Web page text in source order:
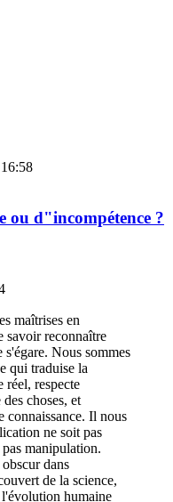
ou d"incompétence ?
maîtrises en
savoir reconnaître
Nous sommes
qui traduise la
réel, respecte
choses, et
connaissance. Il nous
ne soit pas
manipulation.
dans
de la science,
humaine